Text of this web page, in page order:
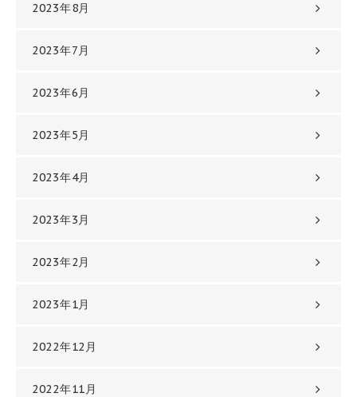
2023年8月
2023年7月
2023年6月
2023年5月
2023年4月
2023年3月
2023年2月
2023年1月
2022年12月
2022年11月